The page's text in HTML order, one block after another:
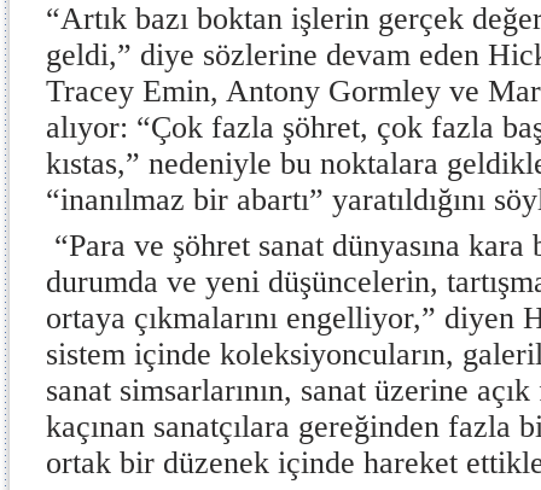
“Artık bazı boktan işlerin gerçek
geldi,” diye sözlerine devam eden
Tracey Emin, Antony Gormley ve
alıyor: “Çok fazla şöhret, çok fazla
kıstas,” nedeniyle bu noktalara
“inanılmaz bir abartı” yaratıldığını
“Para ve şöhret sanat dünyasına
durumda ve yeni düşüncelerin,
ortaya çıkmalarını engelliyor,” diyen
sistem içinde koleksiyoncuların,
sanat simsarlarının, sanat üzerine
kaçınan sanatçılara gereğinden fazla
ortak bir düzenek içinde hareket